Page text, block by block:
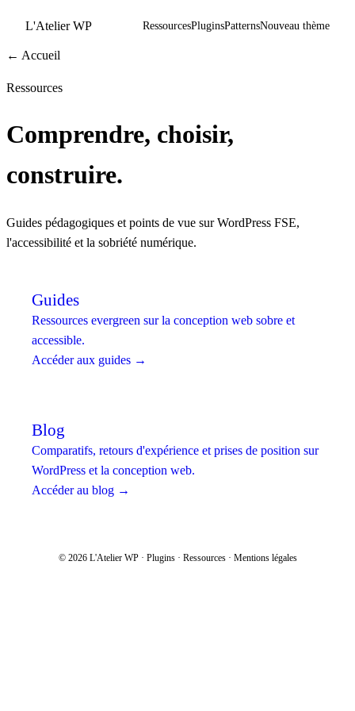
L'Atelier WP RessourcesPluginsPatternsNouveau thème
← Accueil
Ressources
Comprendre, choisir,
construire.
Guides pédagogiques et points de vue sur WordPress FSE,
l'accessibilité et la sobriété numérique.
Guides
Ressources evergreen sur la conception web sobre et
accessible.
Accéder aux guides →
Blog
Comparatifs, retours d'expérience et prises de position sur
WordPress et la conception web.
Accéder au blog →
© 2026 L'Atelier WP · Plugins· Ressources· Mentions légales